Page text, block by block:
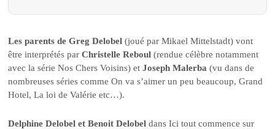
Les parents de Greg Delobel(joué par Mikael Mittelstadt) vont
être interprétés parChristelle Reboul (rendue célèbre notamment
avec la série Nos Chers Voisins) etJoseph Malerba (vu dans de
nombreuses séries comme On va s’aimer un peu beaucoup, Grand
Hotel, La loi de Valérie etc…).
Delphine Delobel et Benoit Delobel dans Ici tout commence sur